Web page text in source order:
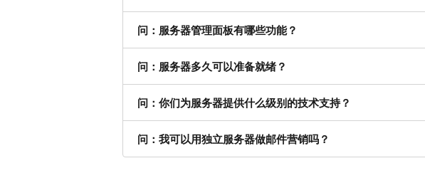
问：服务器管理面板有哪些功能？
问：服务器多久可以准备就绪？
问：你们为服务器提供什么级别的技术支持？
问：我可以用独立服务器做邮件营销吗？